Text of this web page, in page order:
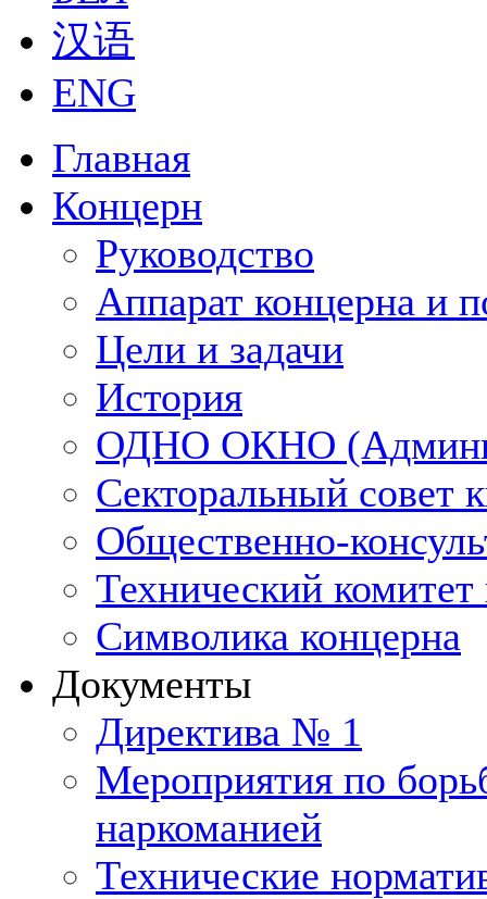
汉语
ENG
Главная
Концерн
Руководство
Аппарат концерна и
Цели и задачи
История
ОДНО ОКНО
Секторальный совет
Общественно-
Технический
Символика концерна
Документы
Директива № 1
Мероприятия по
наркоманией
Технические